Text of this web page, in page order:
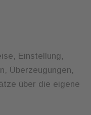
Einstellung,
Überzeugungen,
über die eigene